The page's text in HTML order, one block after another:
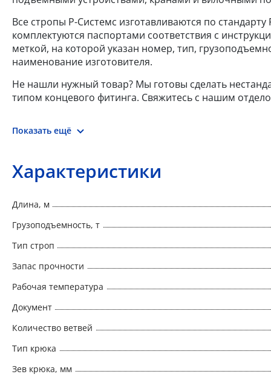
Все стропы Р-Системс изготавливаются по
комплектуются паспортами соответствия с
меткой, на которой указан номер, тип,
наименование изготовителя.
Не нашли нужный товар? Мы готовы сделать
типом концевого фитинга. Свяжитесь с нашим
Показать ещё
Характеристики
Длина, м
Грузоподъемность, т
Тип строп
Запас прочности
Рабочая температура
Документ
Количество ветвей
Тип крюка
Зев крюка, мм